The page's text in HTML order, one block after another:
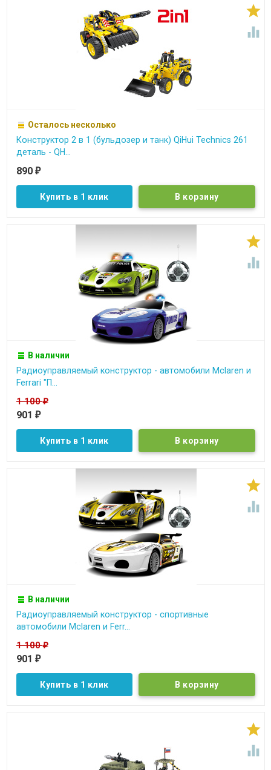


Осталось несколько
Конструктор 2 в 1 (бульдозер и танк) QiHui Technics 261
деталь - QH...
890 ₽
Купить в 1 клик


В наличии
Радиоуправляемый конструктор - автомобили Mclaren и
Ferrari "П...
1 100₽
901 ₽
Купить в 1 клик


В наличии
Радиоуправляемый конструктор - спортивные
автомобили Mclaren и Ferr...
1 100₽
901 ₽
Купить в 1 клик

